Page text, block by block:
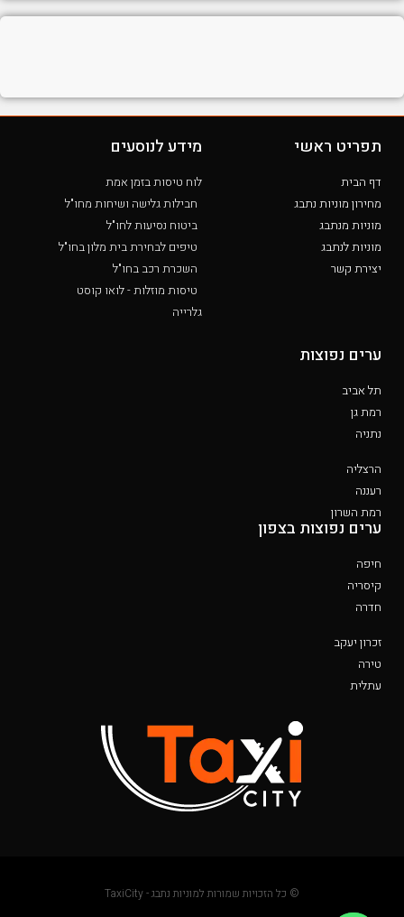
תפריט ראשי
דף הבית
מחירון מוניות נתבג
מוניות מנתבג
מוניות לנתבג
יצירת קשר
מידע לנוסעים
לוח טיסות בזמן אמת
חבילות גלישה ושיחות מחו"ל
ביטוח נסיעות לחו"ל
טיפים לבחירת בית מלון בחו"ל
השכרת רכב בחו"ל
טיסות מוזלות - לואו קוסט
גלרייה
ערים נפוצות
תל אביב
רמת גן
נתניה
הרצליה
רעננה
רמת השרון
ערים נפוצות בצפון
חיפה
קיסריה
חדרה
זכרון יעקב
טירה
עתלית
© כל הזכויות שמורות למוניות נתבג - TaxiCity